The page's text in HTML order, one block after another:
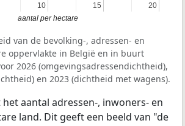
10
10 15
15 20
20
aantal per hectare
van de bevolking-, adressen- en
oppervlakte in België en in buurt
2026 (omgevingsadressendichtheid),
en 2023 (dichtheid met wagens).
aantal adressen-, inwoners- en
land. Dit geeft een beeld van "de